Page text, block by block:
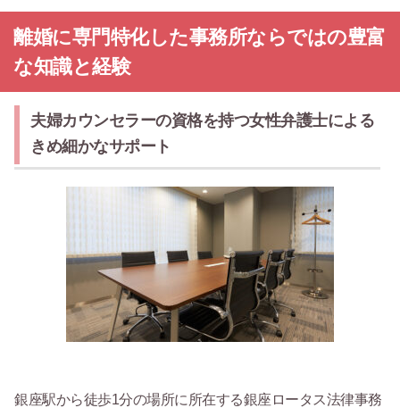
離婚に専門特化した事務所ならではの豊富
な知識と経験
夫婦カウンセラーの資格を持つ女性弁護士による
きめ細かなサポート
銀座駅から徒歩1分の場所に所在する銀座ロータス法律事務